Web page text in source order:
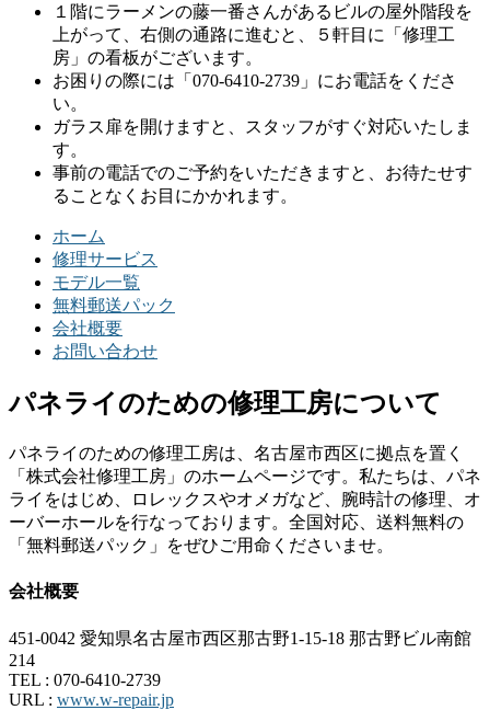
１階にラーメンの藤一番さんがあるビルの屋外階段を
上がって、右側の通路に進むと、５軒目に「修理工
房」の看板がございます。
お困りの際には「070-6410-2739」にお電話をくださ
い。
ガラス扉を開けますと、スタッフがすぐ対応いたしま
す。
事前の電話でのご予約をいただきますと、お待たせす
ることなくお目にかかれます。
ホーム
修理サービス
モデル一覧
無料郵送パック
会社概要
お問い合わせ
パネライのための修理工房について
パネライのための修理工房は、名古屋市西区に拠点を置く
「株式会社修理工房」のホームページです。私たちは、パネ
ライをはじめ、ロレックスやオメガなど、腕時計の修理、オ
ーバーホールを行なっております。全国対応、送料無料の
「無料郵送パック」をぜひご用命くださいませ。
会社概要
451-0042 愛知県名古屋市西区那古野1-15-18 那古野ビル南館
214
TEL : 070-6410-2739
URL : www.w-repair.jp